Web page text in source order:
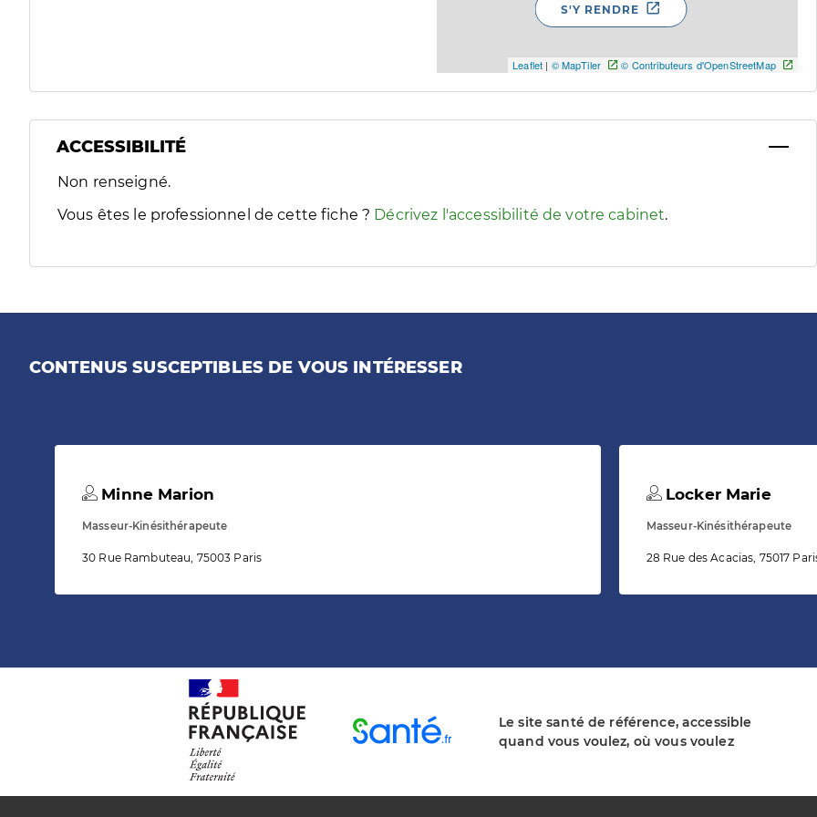
Leaflet | © MapTiler © Contributeurs d'OpenStreetMap
S'Y RENDRE
ACCESSIBILITÉ
Filtres
Sélectionnez un ou plusieurs handicaps/besoins spécifiques pour afficher les informations d'accessibilité associées
Non renseigné.
Vous êtes le professionnel de cette fiche ? Décrivez l'accessibilité de votre cabinet.
CONTENUS SUSCEPTIBLES DE VOUS INTÉRESSER
Minne Marion
Masseur-Kinésithérapeute
30 Rue Rambuteau, 75003 Paris
Locker Marie
Masseur-Kinésithérapeute
28 Rue des Acacias, 75017
Le site santé de référence, accessible
quand vous voulez, où vous voulez